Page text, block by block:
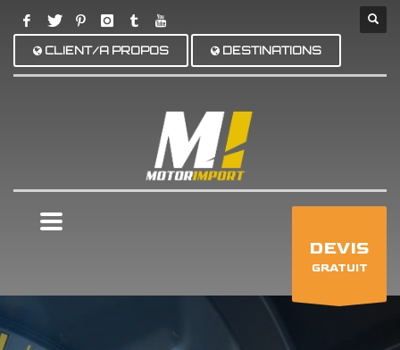
CLIENT/A PROPOS DESTINATIONS
DEVIS
GRATUIT